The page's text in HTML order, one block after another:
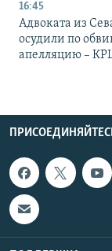
16:45
Адвоката из
осудили по
апелляцию –